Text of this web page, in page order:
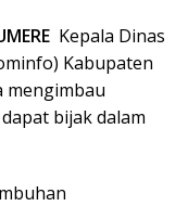
Kepala Dinas
Kabupaten
mengimbau
bijak dalam